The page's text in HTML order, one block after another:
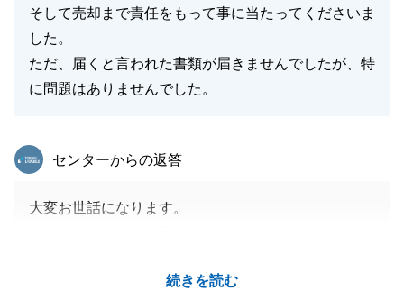
そして売却まで責任をもって事に当たってくださいま
した。
ただ、届くと言われた書類が届きませんでしたが、特
に問題はありませんでした。
続きを読む
東急リバブル
センターからの返答
大変お世話になります。
販売開始から売買契約、決済までとスピーディーに対